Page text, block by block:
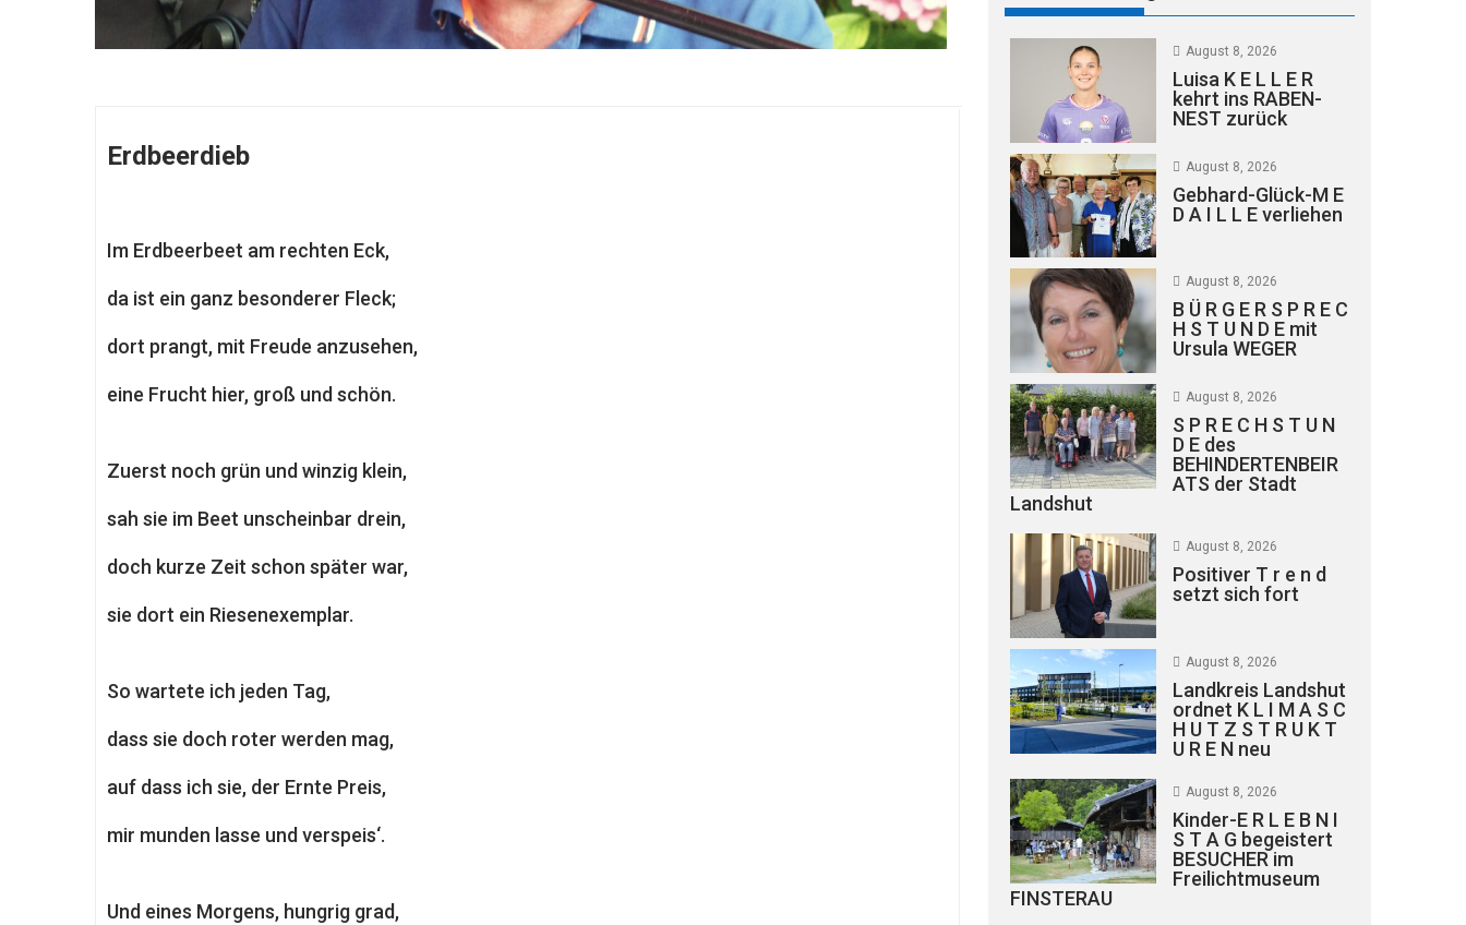
Erdbeerdieb
Im Erdbeerbeet am rechten Eck,
da ist ein ganz besonderer Fleck;
dort prangt, mit Freude anzusehen,
eine Frucht hier, groß und schön.
Zuerst noch grün und winzig klein,
sah sie im Beet unscheinbar drein,
doch kurze Zeit schon später war,
sie dort ein Riesenexemplar.
So wartete ich jeden Tag,
dass sie doch roter werden mag,
auf dass ich sie, der Ernte Preis,
mir munden lasse und verspeis‘.
Und eines Morgens, hungrig grad,
August 8, 2026
Luisa K E L L E R
kehrt ins RABEN-
NEST zurück
August 8, 2026
Gebhard-Glück-M E
D A I L L E verliehen
August 8, 2026
B Ü R G E R S P R E C
H S T U N D E mit
Ursula WEGER
August 8, 2026
S P R E C H S T U N
D E des
BEHINDERTENBEIR
ATS der Stadt
Landshut
August 8, 2026
Positiver T r e n d
setzt sich fort
August 8, 2026
Landkreis Landshut
ordnet K L I M A S C
H U T Z S T R U K T
U R E N neu
August 8, 2026
Kinder-E R L E B N I
S T A G begeistert
BESUCHER im
Freilichtmuseum
FINSTERAU